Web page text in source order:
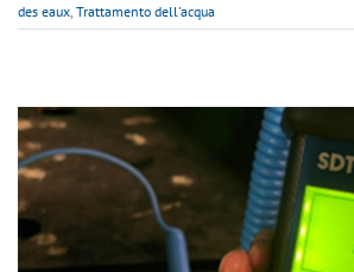
des eaux, Trattamento dell'acqua